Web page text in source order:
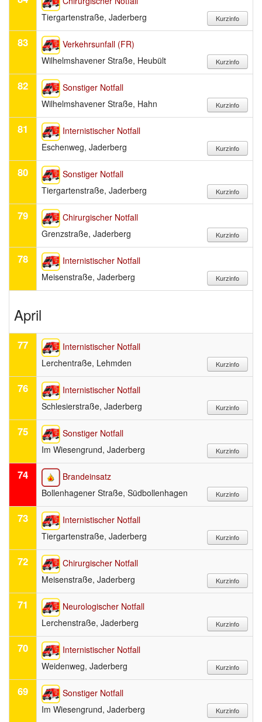
Tiergartenstraße, Jaderberg
83
Verkehrsunfall (FR)
Wilhelmshavener Straße, Heubült
82
Sonstiger Notfall
Wilhelmshavener Straße, Hahn
81
Internistischer Notfall
Eschenweg, Jaderberg
80
Sonstiger Notfall
Tiergartenstraße, Jaderberg
79
Chirurgischer Notfall
Grenzstraße, Jaderberg
78
Internistischer Notfall
Meisenstraße, Jaderberg
April
77
Internistischer Notfall
Lerchentraße, Lehmden
76
Internistischer Notfall
Schlesierstraße, Jaderberg
75
Sonstiger Notfall
Im Wiesengrund, Jaderberg
74
Brandeinsatz
Bollenhagener Straße, Südbollenhagen
73
Internistischer Notfall
Tiergartenstraße, Jaderberg
72
Chirurgischer Notfall
Meisenstraße, Jaderberg
71
Neurologischer Notfall
Lerchenstraße, Jaderberg
70
Internistischer Notfall
Weidenweg, Jaderberg
69
Sonstiger Notfall
Im Wiesengrund, Jaderberg